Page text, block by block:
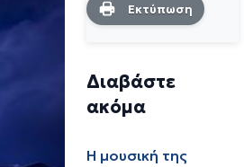
Εκτύπωση
Διαβάστε
ακόμα
Η μουσική της